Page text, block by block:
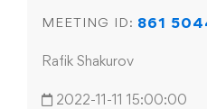
MEETING ID: 861
Rafik Shakurov
2022-11-11 15:00:00